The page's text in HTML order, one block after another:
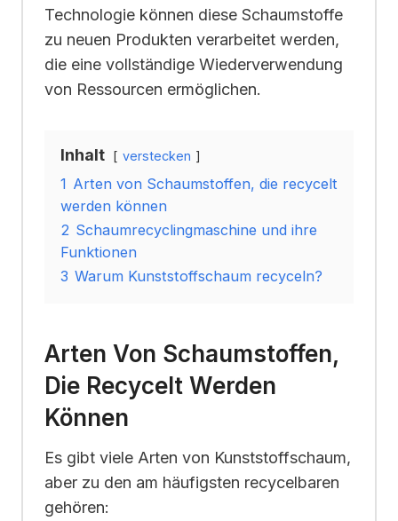
Technologie können diese Schaumstoffe
zu neuen Produkten verarbeitet werden,
die eine vollständige Wiederverwendung
von Ressourcen ermöglichen.
Inhalt verstecken
1 Arten von Schaumstoffen, die recycelt
werden können
2 Schaumrecyclingmaschine und ihre
Funktionen
3 Warum Kunststoffschaum recyceln?
Arten Von Schaumstoffen,
Die Recycelt Werden
Können
Es gibt viele Arten von Kunststoffschaum,
aber zu den am häufigsten recycelbaren
gehören: